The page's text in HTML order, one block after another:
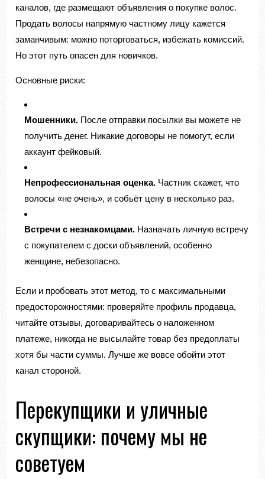
каналов, где размещают объявления о покупке волос.
Продать волосы напрямую частному лицу кажется
заманчивым: можно поторговаться, избежать комиссий.
Но этот путь опасен для новичков.
Основные риски:
Мошенники. После отправки посылки вы можете не
получить денег. Никакие договоры не помогут, если
аккаунт фейковый.
Непрофессиональная оценка. Частник скажет, что
волосы «не очень», и собьёт цену в несколько раз.
Встречи с незнакомцами. Назначать личную встречу
с покупателем с доски объявлений, особенно
женщине, небезопасно.
Если и пробовать этот метод, то с максимальными
предосторожностями: проверяйте профиль продавца,
читайте отзывы, договаривайтесь о наложенном
платеже, никогда не высылайте товар без предоплаты
хотя бы части суммы. Лучше же вовсе обойти этот
канал стороной.
Перекупщики и уличные
скупщики: почему мы не
советуем